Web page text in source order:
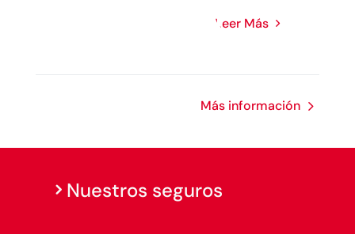
Leer Más
Más información
Nuestros seguros